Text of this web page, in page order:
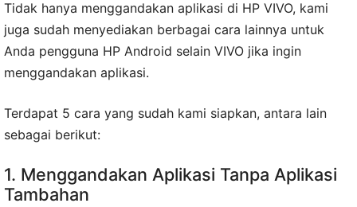
Tidak hanya menggandakan aplikasi di HP VIVO, kami
juga sudah menyediakan berbagai cara lainnya untuk
Anda pengguna HP Android selain VIVO jika ingin
menggandakan aplikasi.
Terdapat 5 cara yang sudah kami siapkan, antara lain
sebagai berikut:
1. Menggandakan Aplikasi Tanpa Aplikasi
Tambahan